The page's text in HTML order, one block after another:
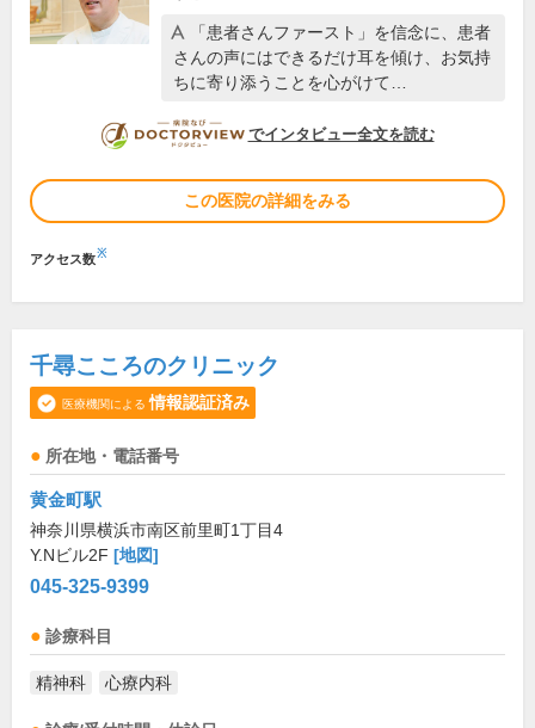
「患者さんファースト」を信念に、患者
さんの声にはできるだけ耳を傾け、お気持
ちに寄り添うことを心がけて…
DOCTORVIEW
でインタビュー全文を読む
この医院の詳細をみる
アクセス数※
千尋こころのクリニック
医療機関による 情報認証済み
所在地・電話番号
黄金町駅
神奈川県横浜市南区前里町1丁目4
Y.Nビル2F [地図]
045-325-9399
診療科目
精神科 心療内科